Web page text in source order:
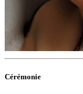
Cérémonie